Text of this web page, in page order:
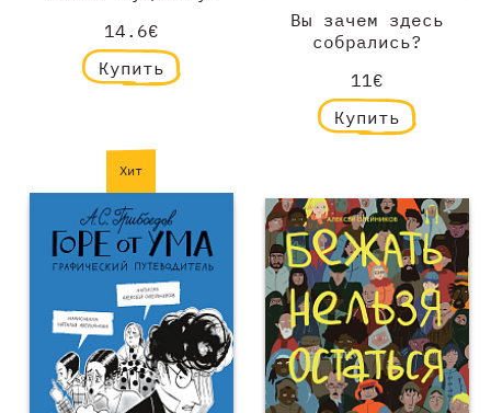
14.6€
Купить
Вы зачем здесь
собрались?
11€
Купить
Хит